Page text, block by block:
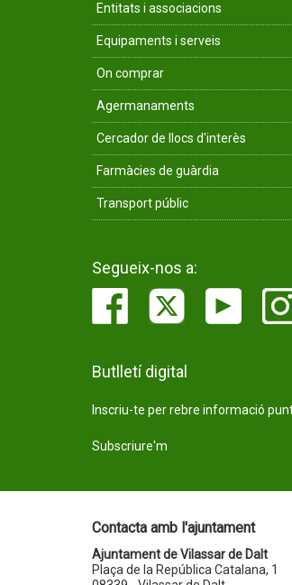
Entitats i associacions
Equipaments i serveis
On comprar
Agermanaments
Cercador de llocs d'interès
Farmàcies de guàrdia
Transport públic
Segueix-nos a:
Butlletí digital
Inscriu-te per rebre informació
Subscriure'm
Contacta amb l'ajuntament
Ajuntament de Vilassar de Dalt
Plaça de la República Catalana, 1